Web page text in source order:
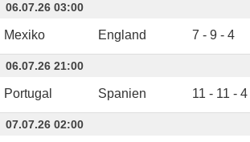
06.07.26 03:00
Mexiko England 7 - 9 - 4
06.07.26 21:00
Portugal Spanien 11 - 11 - 4
07.07.26 02:00